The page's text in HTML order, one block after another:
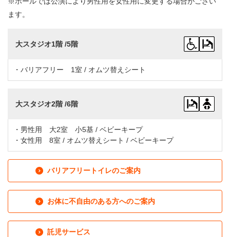
ます。
大スタジオ1階 /5階
・バリアフリー 1室 / オムツ替えシート
大スタジオ2階 /6階
・男性用 大2室 小5基 / ベビーキープ
・女性用 8室 / オムツ替えシート / ベビーキープ
バリアフリートイレのご案内
お体に不自由のある方へのご案内
託児サービス